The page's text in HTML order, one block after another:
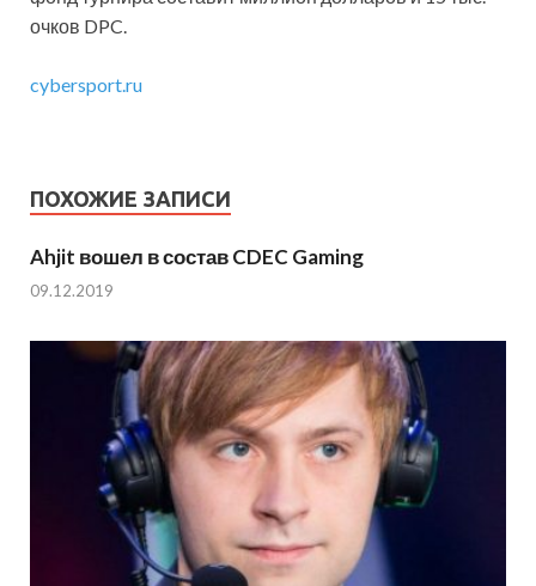
очков DPC.
cybersport.ru
ПОХОЖИЕ ЗАПИСИ
Ahjit вошел в состав CDEC Gaming
09.12.2019